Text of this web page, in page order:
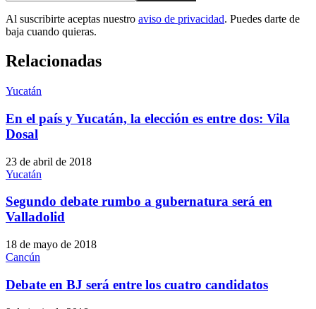
Al suscribirte aceptas nuestro aviso de privacidad. Puedes darte de
baja cuando quieras.
Relacionadas
Yucatán
En el país y Yucatán, la elección es entre dos: Vila
Dosal
23 de abril de 2018
Yucatán
Segundo debate rumbo a gubernatura será en
Valladolid
18 de mayo de 2018
Cancún
Debate en BJ será entre los cuatro candidatos